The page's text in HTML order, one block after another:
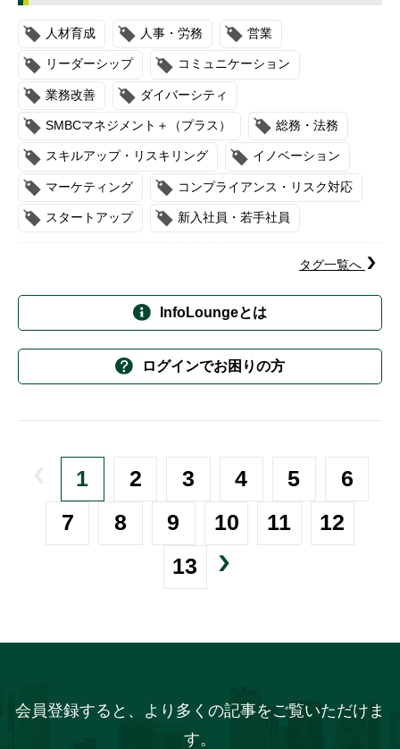
人材育成 人事・労務 営業
リーダーシップ コミュニケーション
業務改善 ダイバーシティ
SMBCマネジメント＋（プラス） 総務・法務
スキルアップ・リスキリング イノベーション
マーケティング コンプライアンス・リスク対応
スタートアップ 新入社員・若手社員
タグ一覧へ
InfoLoungeとは
ログインでお困りの方
1 2 3 4 5
6
7
8 9 10 11
12
13
会員登録すると、より多くの記事をご覧いただけま
す。